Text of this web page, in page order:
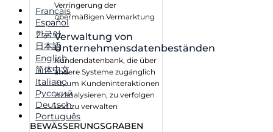
Verringerung der
übermäßigen Vermarktung
Verwaltung von
Unternehmensdatenbeständen
Kundendatenbank, die über
andere Systeme zugänglich
ist, um Kundeninteraktionen
zu analysieren, zu verfolgen
und zu verwalten
BEWÄSSERUNGSGRABEN
Français
Español
한국어
日本語
English
简体中文
Italiano
Русский
Deutsch
Português